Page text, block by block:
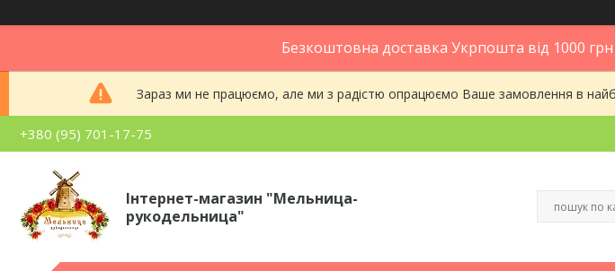
Безкоштовна доставка Укрпошта від 1000
Зараз ми не працюємо, але ми з радістю опрацюємо Ваше замовлення в
+380 (95) 701-17-75
Інтернет-магазин "Мельница-
рукодельница"